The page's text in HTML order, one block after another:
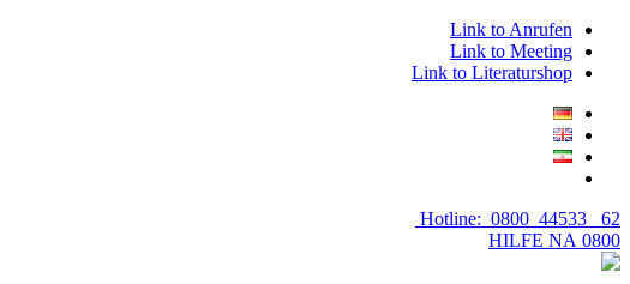
Link to Anrufen
Link to Meeting
Link to Literaturshop
Hotline: 0800 44533 62
0800 HILFE NA